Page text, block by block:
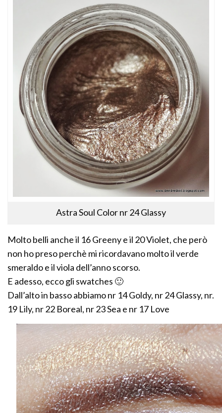
Astra Soul Color nr 24 Glassy
Molto belli anche il 16 Greeny e il 20 Violet, che però
non ho preso perchè mi ricordavano molto il verde
smeraldo e il viola dell’anno scorso.
E adesso, ecco gli swatches 🙂
Dall’alto in basso abbiamo nr 14 Goldy, nr 24 Glassy, nr.
19 Lily, nr 22 Boreal, nr 23 Sea e nr 17 Love